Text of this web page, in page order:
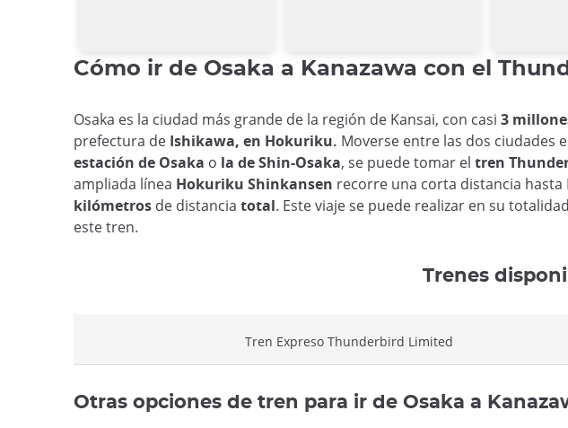
Cómo ir de Osaka a Kanazawa con el
Osaka es la ciudad más grande de la región de Kansai, con casi 3
prefectura de Ishikawa, en Hokuriku. Moverse entre las dos ciudades
estación de Osaka o la de Shin-Osaka, se puede tomar el tren
ampliada línea Hokuriku Shinkansen recorre una corta distancia hasta
kilómetros de distancia total. Este viaje se puede realizar en su
este tren.
Trenes
Tren Expreso Thunderbird Limited
Otras opciones de tren para ir de Osaka a